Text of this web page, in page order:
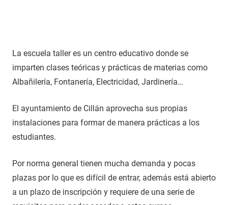
La escuela taller es un centro educativo donde se
imparten clases teóricas y prácticas de materias como
Albañilería, Fontanería, Electricidad, Jardinería…
El ayuntamiento de Cillán aprovecha sus propias
instalaciones para formar de manera prácticas a los
estudiantes.
Por norma general tienen mucha demanda y pocas
plazas por lo que es difícil de entrar, además está abierto
a un plazo de inscripción y requiere de una serie de